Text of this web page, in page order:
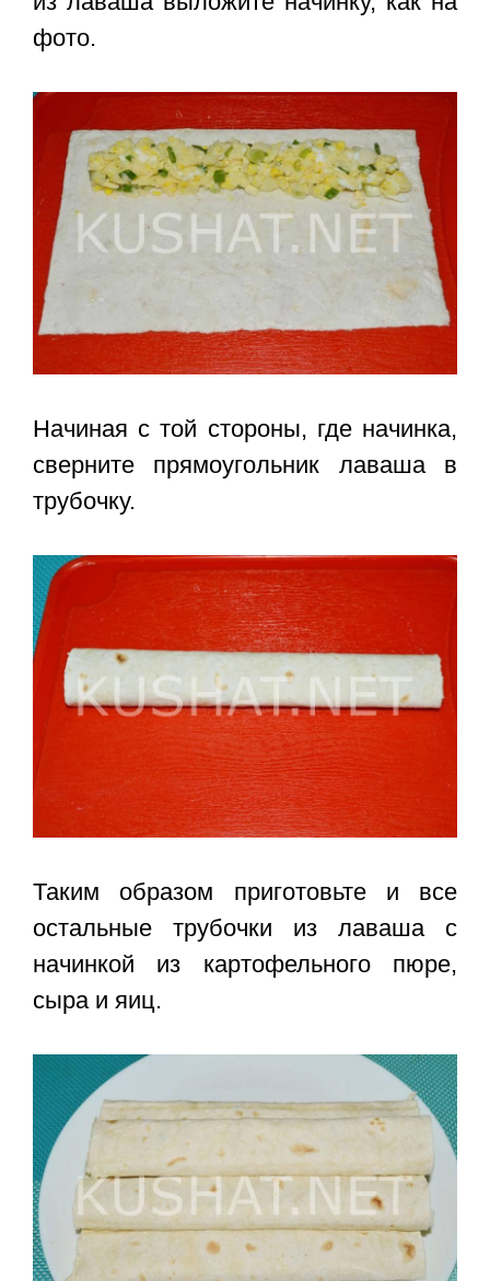
фото.
Начиная с той стороны, где начинка,
сверните прямоугольник лаваша в
трубочку.
Таким образом приготовьте и все
остальные трубочки из лаваша с
начинкой из картофельного пюре,
сыра и яиц.